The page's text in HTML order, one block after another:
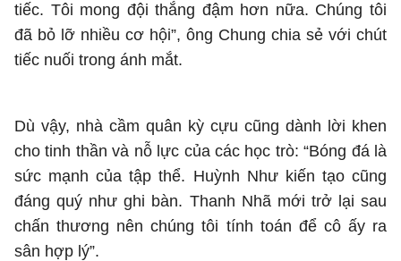
tiếc. Tôi mong đội thắng đậm hơn nữa. Chúng tôi
đã bỏ lỡ nhiều cơ hội”, ông Chung chia sẻ với chút
tiếc nuối trong ánh mắt.
Dù vậy, nhà cầm quân kỳ cựu cũng dành lời khen
cho tinh thần và nỗ lực của các học trò: “Bóng đá là
sức mạnh của tập thể. Huỳnh Như kiến tạo cũng
đáng quý như ghi bàn. Thanh Nhã mới trở lại sau
chấn thương nên chúng tôi tính toán để cô ấy ra
sân hợp lý”.